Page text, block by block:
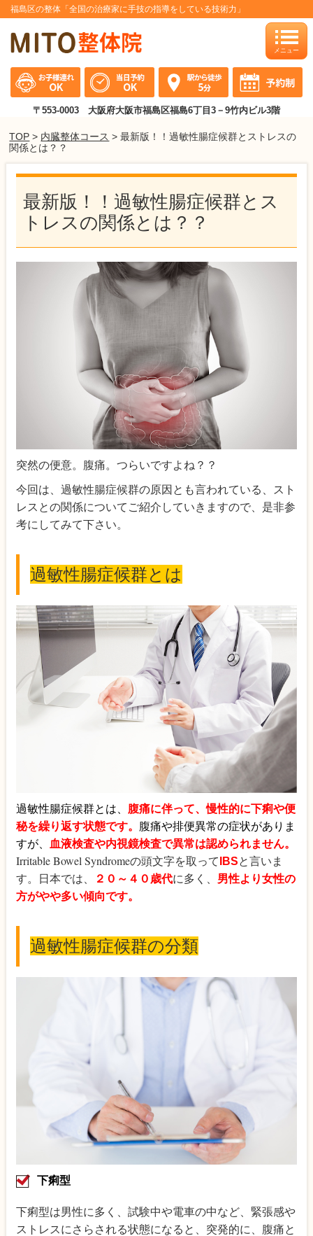
福島区の整体「全国の治療家に手技の指導をしている技術力」
〒553-0003 大阪府大阪市福島区福島6丁目3－9竹内ビル3階
toggle
TOP > 内臓整体コース > 最新版！！過敏性腸症候群とストレスの
関係とは？？
最新版！！過敏性腸症候群とス
トレスの関係とは？？
突然の便意。腹痛。つらいですよね？？
今回は、過敏性腸症候群の原因とも言われている、スト
レスとの関係についてご紹介していきますので、是非参
考にしてみて下さい。
過敏性腸症候群とは
過敏性腸症候群とは、 腹痛に伴って、慢性的に下痢や便
秘を繰り返す状態です。 腹痛や排便異常の症状がありま
すが、
血液検査や内視鏡検査で異常は認められません。
Irritable Bowel Syndromeの頭文字を取って IBSと言いま
す。日本では、
２０～４０歳代に多く、 男性より女性の
方がやや多い傾向です。
過敏性腸症候群の分類
下痢型
下痢型は男性に多く、試験中や電車の中など、緊張感や
ストレスにさらされる状態になると、突発的に、腹痛と